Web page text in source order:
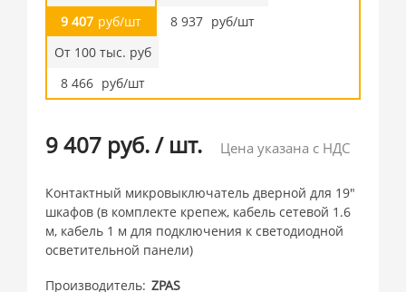
9 407 руб/шт
8 937 руб/шт
От 100 тыс. руб
8 466 руб/шт
9 407 руб./ шт. Цена указана с НДС
Контактный микровыключатель дверной для 19"
шкафов (в комплекте крепеж, кабель сетевой 1.6
м, кабель 1 м для подключения к светодиодной
осветительной панели)
Производитель ZPAS